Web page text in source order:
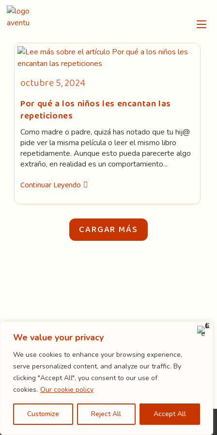
We value your privacy
We use cookies to enhance your browsing experience,
serve personalized content, and analyze our traffic. By
clicking "Accept All", you consent to our use of
cookies. Our cookie policy
Customize Reject All Accept All
contenido
Publicación
de
entrada:
octubre 5, 2024
Por qué a los niños les encantan las
repeticiones
Como madre o padre, quizá has notado que tu hij@
pide ver la misma película o leer el mismo libro
repetidamente. Aunque esto pueda parecerte algo
extraño, en realidad es un comportamiento...
Continuar Leyendo Por
Los
Encantan
Las
CARGAR MÁS
© 2025 aventu | All rights reserved